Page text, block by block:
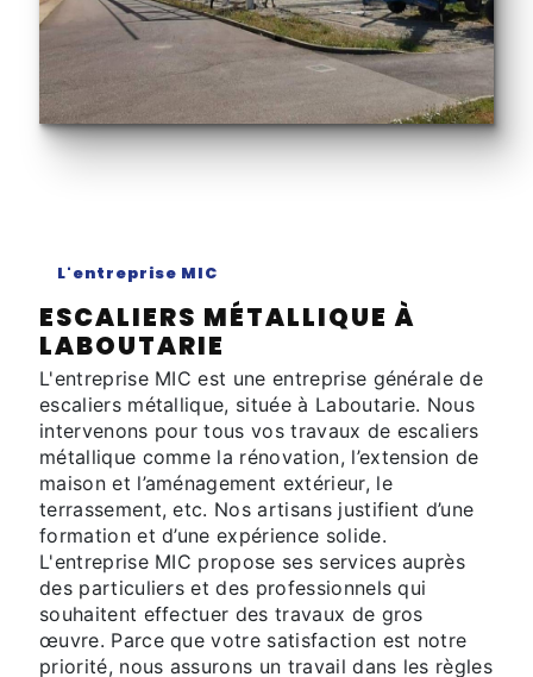
L'entreprise MIC
ESCALIERS MÉTALLIQUE À
LABOUTARIE
L'entreprise MIC est une entreprise générale de
escaliers métallique, située à Laboutarie. Nous
intervenons pour tous vos travaux de escaliers
métallique comme la rénovation, l’extension de
maison et l’aménagement extérieur, le
terrassement, etc. Nos artisans justifient d’une
formation et d’une expérience solide.
L'entreprise MIC propose ses services auprès
des particuliers et des professionnels qui
souhaitent effectuer des travaux de gros
œuvre. Parce que votre satisfaction est notre
priorité, nous assurons un travail dans les règles